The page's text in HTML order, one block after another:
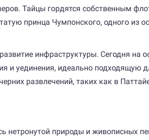
Тайцы гордятся собственным
принца Чумпонского, одного из
инфраструктуры. Сегодня на
и уединения, идеально подходящую
развлечений, таких как в
нетронутой природы и живописных